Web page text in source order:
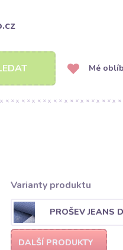
Mé
Varianty produktu
PROŠEV JEANS
DALŠÍ PRODUKTY